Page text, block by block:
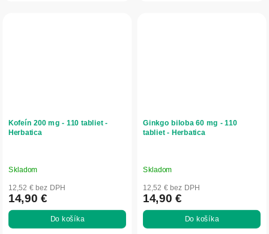
Kofeín 200 mg - 110 tabliet -
Herbatica
Skladom
12,52 € bez DPH
14,90 €
Do košíka
Ginkgo biloba 60 mg - 110
tabliet - Herbatica
Skladom
12,52 € bez DPH
14,90 €
Do košíka